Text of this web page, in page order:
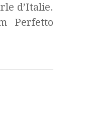
d’Italie.
Perfetto